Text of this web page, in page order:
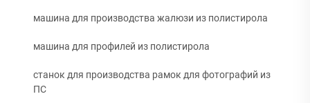
машина для производства жалюзи из полистирола
машина для профилей из полистирола
станок для производства рамок для фотографий из
ПС